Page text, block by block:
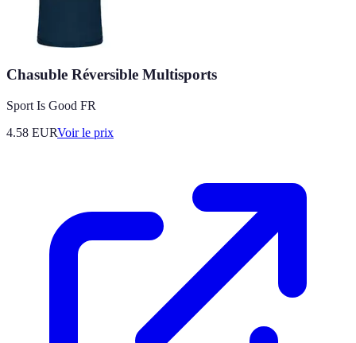
Chasuble Réversible Multisports
Sport Is Good FR
4.58 EURVoir le prix